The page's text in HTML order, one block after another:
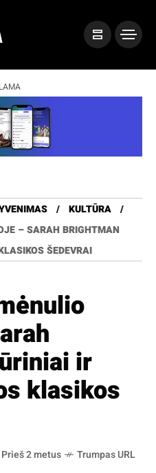
KULTŪRA
– SARAH BRIGHTMAN
ŠEDEVRAI
ir
klasikos
Prieš 2 metus Trumpas URL